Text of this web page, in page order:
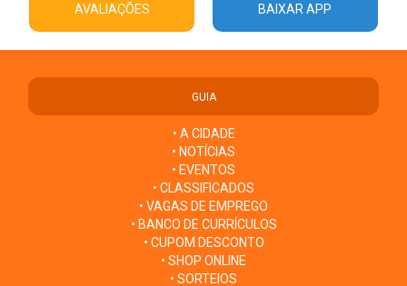
AVALIAÇÕES BAIXAR APP
GUIA
• A CIDADE
• NOTÍCIAS
• EVENTOS
• CLASSIFICADOS
• VAGAS DE EMPREGO
• BANCO DE CURRÍCULOS
• CUPOM DESCONTO
• SHOP ONLINE
• SORTEIOS